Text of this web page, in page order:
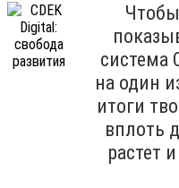
система
на один
итоги
вплоть
растет